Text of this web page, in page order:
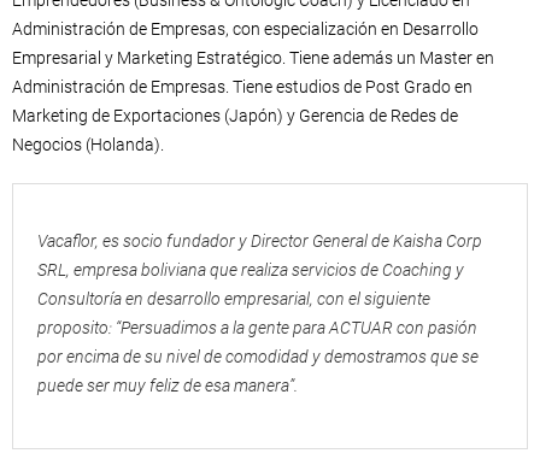
Administración de Empresas, con especialización en Desarrollo
Empresarial y Marketing Estratégico. Tiene además un Master en
Administración de Empresas. Tiene estudios de Post Grado en
Marketing de Exportaciones (Japón) y Gerencia de Redes de
Negocios (Holanda).
Vacaflor, es socio fundador y Director General de Kaisha Corp
SRL, empresa boliviana que realiza servicios de Coaching y
Consultoría en desarrollo empresarial, con el siguiente
proposito: “Persuadimos a la gente para ACTUAR con pasión
por encima de su nivel de comodidad y demostramos que se
puede ser muy feliz de esa manera”.